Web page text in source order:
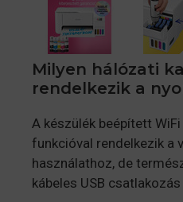
Milyen hálózati
rendelkezik a
A készülék beépített
funkcióval rendelkezik a
használathoz, de
kábeles USB